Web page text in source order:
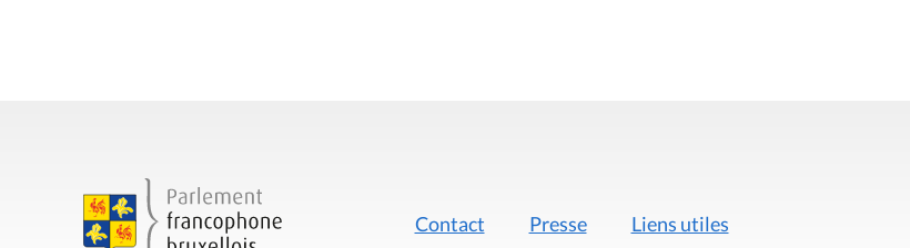
Contact Presse Liens utiles